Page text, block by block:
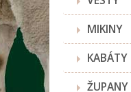
MIKINY
KABÁTY
ŽUPANY